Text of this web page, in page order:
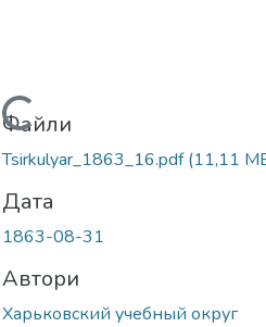
Вантажиться...
Файли
Tsirkulyar_1863_16.pdf(11,11
Дата
1863-08-31
Автори
Харьковский учебный округ